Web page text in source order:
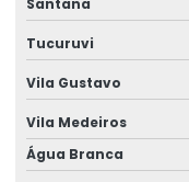
Aluguel de gerador
Aluguel de gerador
Aluguel de gerador
Aluguel de gerador
Tucuruvi
Vila Gustavo
Vila Medeiros
Água Branca